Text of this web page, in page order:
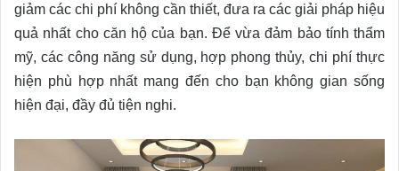
giảm các chi phí không cần thiết, đưa ra các giải pháp hiệu
quả nhất cho căn hộ của bạn. Để vừa đảm bảo tính thẩm
mỹ, các công năng sử dụng, hợp phong thủy, chi phí thực
hiện phù hợp nhất mang đến cho bạn không gian sống
hiện đại, đầy đủ tiện nghi.